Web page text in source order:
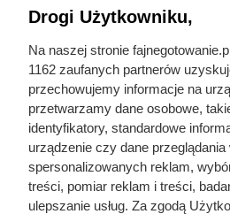
Klienci ruszą po
Stokrotce kawa
żadnych limitów
Drogi Użytkowniku,
Na naszej stronie
1162 zaufanych partnerów
przechowujemy informacje na
przetwarzamy dane osobowe,
identyfikatory, standardowe
urządzenie czy dane
spersonalizowanych reklam,
treści, pomiar reklam i treści,
ulepszanie usług. Za zgodą